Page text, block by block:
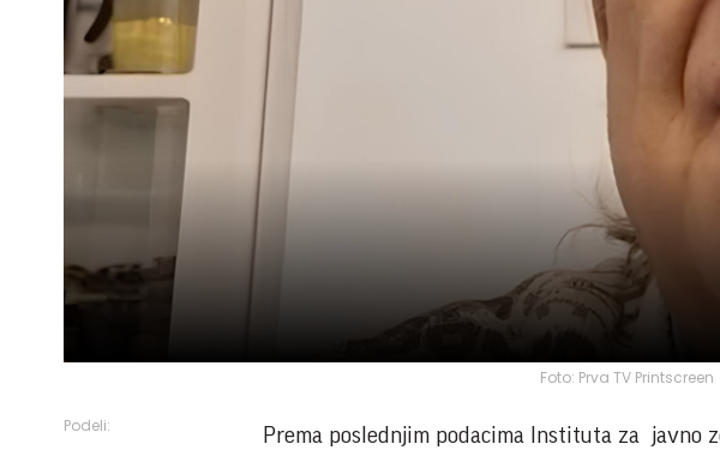
Foto: Prva TV Printscreen
Podeli:
Prema poslednjim podacima Instituta za javno